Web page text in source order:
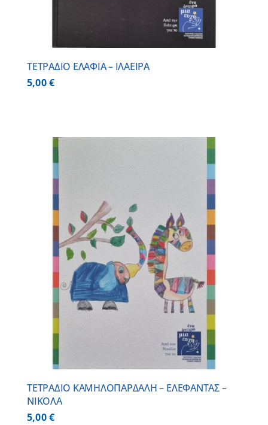
ΤΕΤΡΑΔΙΟ ΕΛΑΦΙΑ – ΙΛΑΕΙΡΑ
5,00€
ΤΕΤΡΑΔΙΟ ΚΑΜΗΛΟΠΑΡΔΑΛΗ – ΕΛΕΦΑΝΤΑΣ –
ΝΙΚΟΛΑ
5,00€